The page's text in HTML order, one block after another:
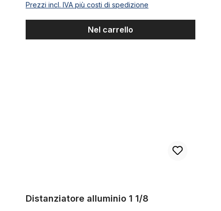
Prezzi incl. IVA più costi di spedizione
Nel carrello
Distanziatore alluminio 1 1/8